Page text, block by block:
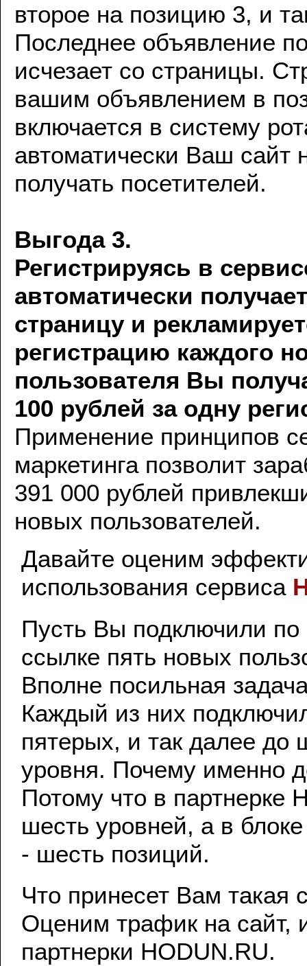
второе на позицию 3, и
Последнее объявление
исчезает со страницы.
вашим объявлением в
включается в систему
автоматически Ваш сайт
получать посетителей.
Выгода 3.
Регистрируясь в
автоматически
страницу и
регистрацию каждого
пользователя Вы
100 рублей за одну
Применение принципов
маркетинга позволит
391 000 рублей
новых пользователей.
Давайте оценим
использования сервиса
Пусть Вы подключили по
ссылке пять новых
Вполне посильная
Каждый из них
пятерых, и так далее до
уровня. Почему именно
Потому что в партнерке
шесть уровней, а в
- шесть позиций.
Что принесет Вам такая
Оценим трафик на сайт,
партнерки HODUN.RU.